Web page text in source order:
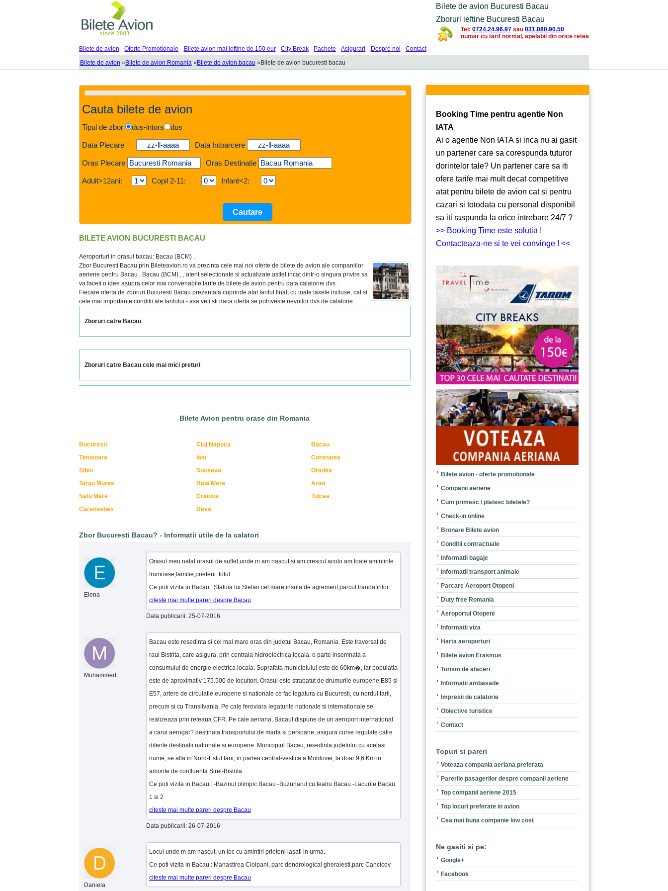
Bilete de avion Bucuresti Bacau
Zboruri ieftine Bucuresti Bacau
Tel: 0724.24.96.97 sau 031.080.90.50
numar cu tarif normal, apelabil din orice retea
Bilete de avion
Oferte Promotionale Bilete avion mai ieftine de 150 eur City Break Pachete Asigurari Despre noi
Contact
Bilete de avion »Bilete de avion Romania »Bilete de avion bacau »Bilete de avion bucuresti bacau
Cauta bilete de avion
Tipul de zbor dus-intors dus
Data Plecare Data Intoarcere
Oras Plecare Oras Destinatie
Adult>12ani: Copil 2-11: Infant<2:
BILETE AVION BUCURESTI BACAU
Aeroporturi in orasul bacau: Bacau (BCM) ,
Zbor Bucuresti Bacau prin Bileteavion.ro va prezinta cele mai noi oferte de bilete de avion ale companiilor
aeriene pentru Bacau , Bacau (BCM) , , atent selectionate si actualizate astfel incat dintr-o singura privire sa
va faceti o idee asupra celor mai convenabile tarife de bilete de avion pentru data calatoriei dvs.
Fiecare oferta de zboruri Bucuresti Bacau prezentata cuprinde atat tariful final, cu toate taxele incluse, cat si
cele mai importante conditii ale tarifului - asa veti sti daca oferta se potriveste nevoilor dvs de calatorie.
Zboruri catre Bacau
Zboruri catre Bacau cele mai mici preturi
Bilete Avion pentru orase din Romania
Bucuresti Cluj Napoca
Bacau
Timisoara
Iasi
Constanta
Sibiu
Suceava
Oradea
Targu Mures
Baia Mare
Arad
Satu Mare
Craiova
Tulcea
Caransebes
Deva
Zbor Bucuresti Bacau? - Informatii utile de la calatori
Elena
Orasul meu natal.orasul de suflet,unde m am nascut si am crescut.acolo am toate amintirile
frumoase,familie,prieteni..totul
Ce poti vizita in Bacau : Statuia lui Stefan cel mare,insula de agrement,parcul trandafirilor
citeste mai multe pareri despre Bacau
Data publicarii: 25-07-2016
Muhammed
Bacau este resedinta si cel mai mare oras din judetul Bacau, Romania. Este traversat de
raul Bistrita, care asigura, prin centrala hidroelectrica locala, o parte insemnata a
consumului de energie electrica locala. Suprafata municipiului este de 60km�, iar populatia
este de aproximativ 175.500 de locuitori. Orasul este strabatut de drumurile europene E85 si
E57, artere de circulatie europene si nationale ce fac legatura cu Bucuresti, cu nordul tarii,
precum si cu Transilvania. Pe cale feroviara legaturile nationale si internationale se
realizeaza prin reteaua CFR. Pe cale aeriana, Bacaul dispune de un aeroport international
a carui aerogar? destinata transportului de marfa si persoane, asigura curse regulate catre
diferite destinatii nationale si europene. Municipiul Bacau, resedinta judetului cu acelasi
nume, se afla in Nord-Estul tarii, in partea central-vestica a Moldovei, la doar 9,6 Km in
amonte de confluenta Siret-Bistrita.
Ce poti vizita in Bacau : -Bazinul olimpic Bacau -Buzunarul cu teatru Bacau -Lacurile Bacau
1 si 2
citeste mai multe pareri despre Bacau
Data publicarii: 26-07-2016
Daniela
Locul unde m am nascut, un loc cu amintiri prieteni lasati in urma..
Ce poti vizita in Bacau : Manastirea Ciolpani, parc dendrological gheraiesti,parc Cancicov
citeste mai multe pareri despre Bacau
Booking Time pentru agentie Non
IATA
Ai o agentie Non IATA si inca nu ai gasit
un partener care sa corespunda tuturor
dorintelor tale? Un partener care sa iti
ofere tarife mai mult decat competitive
atat pentru bilete de avion cat si pentru
cazari si totodata cu personal disponibil
sa iti raspunda la orice intrebare 24/7 ?
>> Booking Time este solutia !
Contacteaza-ne si te vei convinge ! <<
Bilete avion - oferte promotionale
Companii aeriene
Cum primesc / platesc biletele?
Check-in online
Bronare Bilete avion
Conditii contractuale
Informatii bagaje
Informatii transport animale
Parcare Aeroport Otopeni
Duty free Romania
Aeroportul Otopeni
Informatii viza
Harta aeroporturi
Bilete avion Erasmus
Turism de afaceri
Informatii ambasade
Impresii de calatorie
Obiective turistice
Contact
Topuri si pareri
Voteaza compania aeriana preferata
Parerile pasagerilor despre companii aeriene
Top companii aeriene 2015
Top locuri preferate in avion
Cea mai buna companie low cost
Ne gasiti si pe:
Google+
Facebook